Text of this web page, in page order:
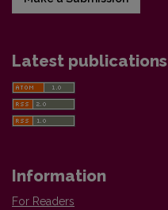
Latest publications
Information
For Readers